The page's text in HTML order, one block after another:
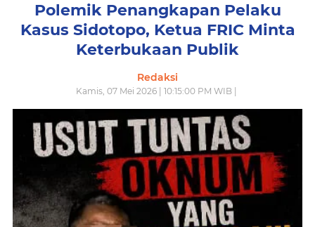
Polemik Penangkapan Pelaku
Kasus Sidotopo, Ketua FRIC Minta
Keterbukaan Publik
Redaksi
Kamis, 07 Mei 2026 | 10:15:00 PM WIB |